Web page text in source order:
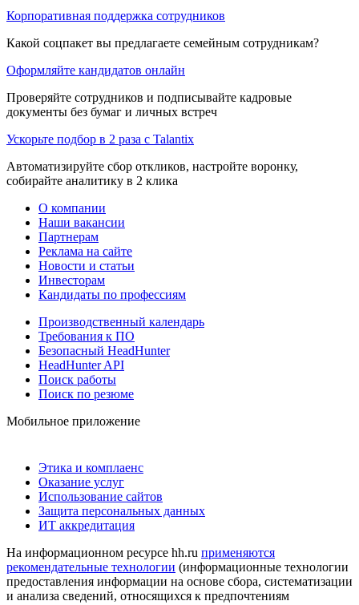
Корпоративная поддержка сотрудников
Какой соцпакет вы предлагаете семейным сотрудникам?
Оформляйте кандидатов онлайн
Проверяйте сотрудников и подписывайте кадровые
документы без бумаг и личных встреч
Ускорьте подбор в 2 раза с Talantix
Автоматизируйте сбор откликов, настройте воронку,
собирайте аналитику в 2 клика
О компании
Наши вакансии
Партнерам
Реклама на сайте
Новости и статьи
Инвесторам
Кандидаты по профессиям
Производственный календарь
Требования к ПО
Безопасный HeadHunter
HeadHunter API
Поиск работы
Поиск по резюме
Мобильное приложение
Этика и комплаенс
Оказание услуг
Использование сайтов
Защита персональных данных
ИТ аккредитация
На информационном ресурсе hh.ru применяются
рекомендательные технологии (информационные технологии
предоставления информации на основе сбора, систематизации
и анализа сведений, относящихся к предпочтениям